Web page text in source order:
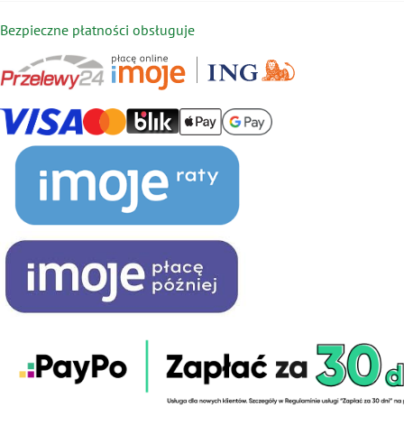
Bezpieczne płatności obsługuje